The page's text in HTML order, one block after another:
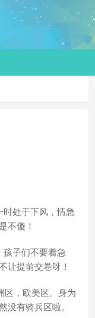
处于下风，情急
不傻！
孩子们不要着急
让提前交卷呀！
区，欧美区。身为
没有骑兵区啦。